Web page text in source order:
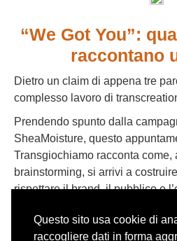
Questo sito usa cookie di
raccogliere dati in forma
“We Got You”:
raccontano
Dietro un claim di appena tre
complesso lavoro di
Prendendo spunto dalla
SheaMoisture, questo
Transgiochiamo racconta come,
brainstorming, si arrivi a
rispettare il brand, il pubblico e